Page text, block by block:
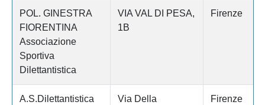
POL. GINESTRA
FIORENTINA
Associazione
Sportiva
Dilettantistica
VIA VAL DI PESA,
1B
Firenze
A.S.Dilettantistica
Via Della
Firenze